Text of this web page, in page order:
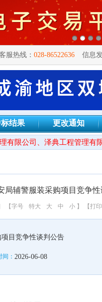
服热线： 028-86522636 信息
结果 更改通知
限公司、泽典工程管理有
局辅警服装采购项目竞争
【字号 特大 大 中 小】 【打印
目竞争性谈判公告
： 2026-06-08